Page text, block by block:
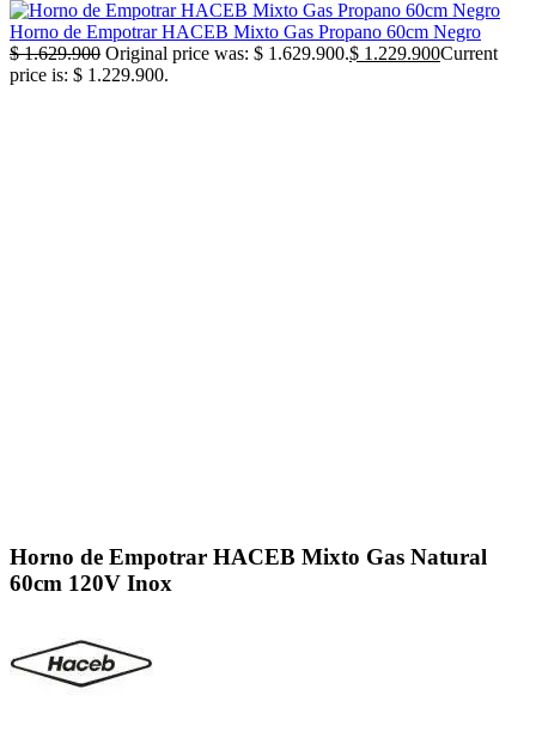
Horno de Empotrar HACEB Mixto Gas Propano 60cm Negro
$1.629.900 Original price was: $ 1.629.900.$ 1.229.900Current
price is: $ 1.229.900.
Horno de Empotrar HACEB Mixto Gas Natural
60cm 120V Inox